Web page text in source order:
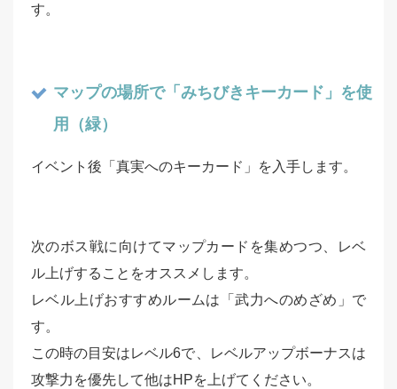
す。
マップの場所で「みちびきキーカード」を使
用（緑）
イベント後「真実へのキーカード」を入手します。
次のボス戦に向けてマップカードを集めつつ、レベ
ル上げすることをオススメします。
レベル上げおすすめルームは「武力へのめざめ」で
す。
この時の目安はレベル6で、レベルアップボーナスは
攻撃力を優先して他はHPを上げてください。